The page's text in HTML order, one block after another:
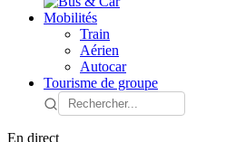
Mobilités
Train
Aérien
Autocar
Tourisme de groupe
En direct